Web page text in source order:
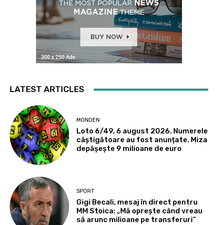
LATEST ARTICLES
MONDEN
Loto 6/49, 6 august 2026. Numerele
câștigătoare au fost anunțate. Miza
depășește 9 milioane de euro
SPORT
Gigi Becali, mesaj în direct pentru
MM Stoica: „Mă oprește când vreau
să arunc milioane pe transferuri”